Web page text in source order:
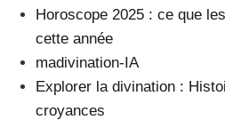
Horoscope 2025 : ce que
cette année
madivination-IA
Explorer la divination :
croyances